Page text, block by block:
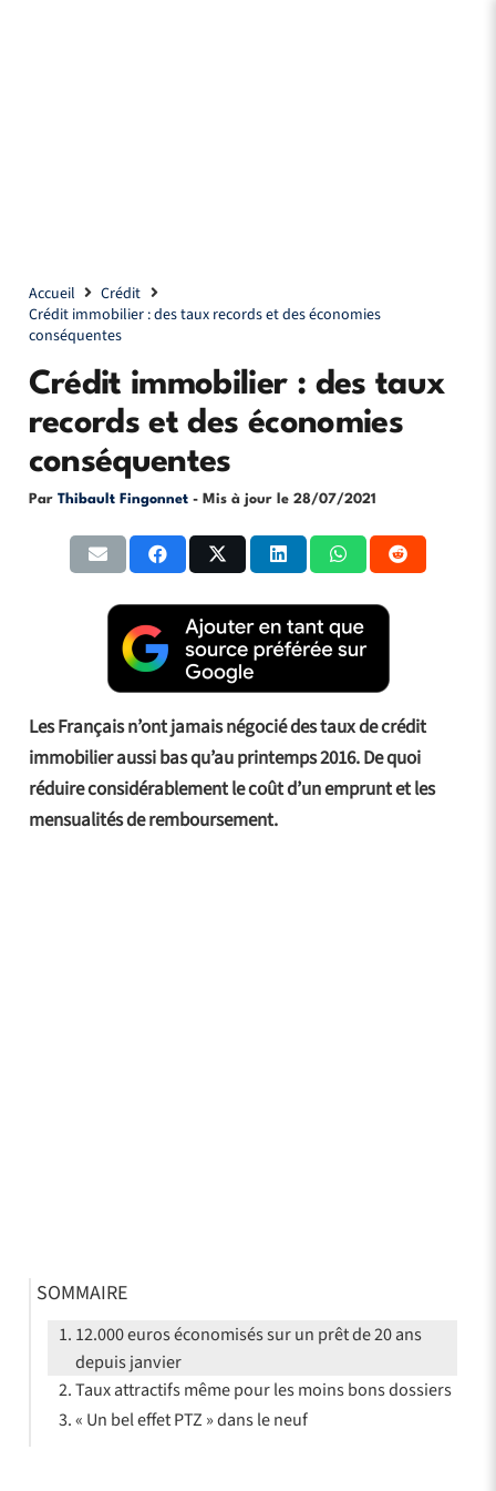
Accueil
Crédit
Crédit immobilier : des taux records et des économies
conséquentes
Crédit immobilier : des taux
records et des économies
conséquentes
Par Thibault Fingonnet - Mis à jour le 28/07/2021
Les Français n’ont jamais négocié des taux de crédit
immobilier aussi bas qu’au printemps 2016. De quoi
réduire considérablement le coût d’un emprunt et les
mensualités de remboursement.
SOMMAIRE
12.000 euros économisés sur un prêt de 20 ans
depuis janvier
Taux attractifs même pour les moins bons dossiers
« Un bel effet PTZ » dans le neuf